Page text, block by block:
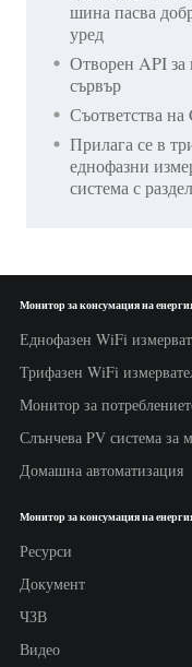
шина пасва
уред
Отворен API за
сървър
Съответства
Прилага се в
еднофазни
система с
Монитор за консумация на
Еднофазен WiFi
Трифазен WiFi
Монитор за
Слънчева PV система за
Домашна автоматизация
Монитор за консумация на
Ресурси
Документ
ЧЗВ
Видео